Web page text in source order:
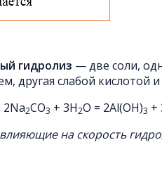
гидролиз — две соли,
другая слабой кислотой
2Na2CO3 + 3H2O = 2Al(OH)3 +
на скорость